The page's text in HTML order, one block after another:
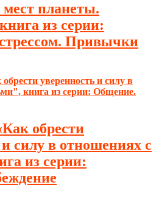
планеты.
из серии:
Привычки
обрести
силу в отношениях с
из серии: